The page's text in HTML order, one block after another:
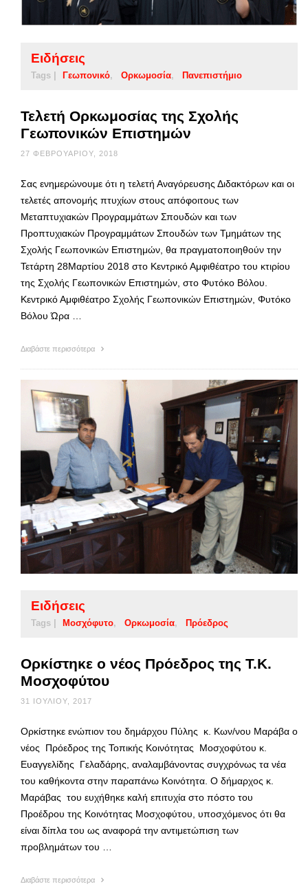
Ειδήσεις
Tags | Γεωπονικό Ορκωμοσία Πανεπιστήμιο
Τελετή Ορκωμοσίας της Σχολής
Γεωπονικών Επιστημών
27 ΦΕΒΡΟΥΑΡΊΟΥ, 2018
Σας ενημερώνουμε ότι η τελετή Αναγόρευσης Διδακτόρων και οι
τελετές απονομής πτυχίων στους απόφοιτους των
Μεταπτυχιακών Προγραμμάτων Σπουδών και των
Προπτυχιακών Προγραμμάτων Σπουδών των Τμημάτων της
Σχολής Γεωπονικών Επιστημών, θα πραγματοποιηθούν την
Τετάρτη 28Μαρτίου 2018 στο Κεντρικό Αμφιθέατρο του κτιρίου
της Σχολής Γεωπονικών Επιστημών, στο Φυτόκο Βόλου.
Κεντρικό Αμφιθέατρο Σχολής Γεωπονικών Επιστημών, Φυτόκο
Βόλου Ώρα …
Διαβάστε περισσότερα
Ειδήσεις
Tags | Μοσχόφυτο Ορκωμοσία Πρόεδρος
Ορκίστηκε ο νέος Πρόεδρος της Τ.Κ.
Μοσχοφύτου
31 ΙΟΥΛΊΟΥ, 2017
Ορκίστηκε ενώπιον του δημάρχου Πύλης κ. Κων/νου Μαράβα ο
νέος Πρόεδρος της Τοπικής Κοινότητας Μοσχοφύτου κ.
Ευαγγελίδης Γελαδάρης, αναλαμβάνοντας συγχρόνως τα νέα
του καθήκοντα στην παραπάνω Κοινότητα. Ο δήμαρχος κ.
Μαράβας του ευχήθηκε καλή επιτυχία στο πόστο του
Προέδρου της Κοινότητας Μοσχοφύτου, υποσχόμενος ότι θα
είναι δίπλα του ως αναφορά την αντιμετώπιση των
προβλημάτων του …
Διαβάστε περισσότερα